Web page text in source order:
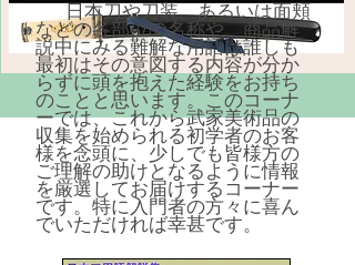
日本刀や刀装、あるいは面頬
などの各部位の名称や、商品解
説中にみる難解な用語は誰しも
最初はその意図する内容が分か
らずに頭を抱えた経験をお持ち
のことと思います。このコーナ
ーでは、これから武家美術品の
収集を始められる初学者のお客
様を念頭に、少しでも皆様方の
ご理解の助けとなるように情報
を厳選してお届けするコーナー
です。特に入門者の方々に喜ん
でいただければ幸甚です。